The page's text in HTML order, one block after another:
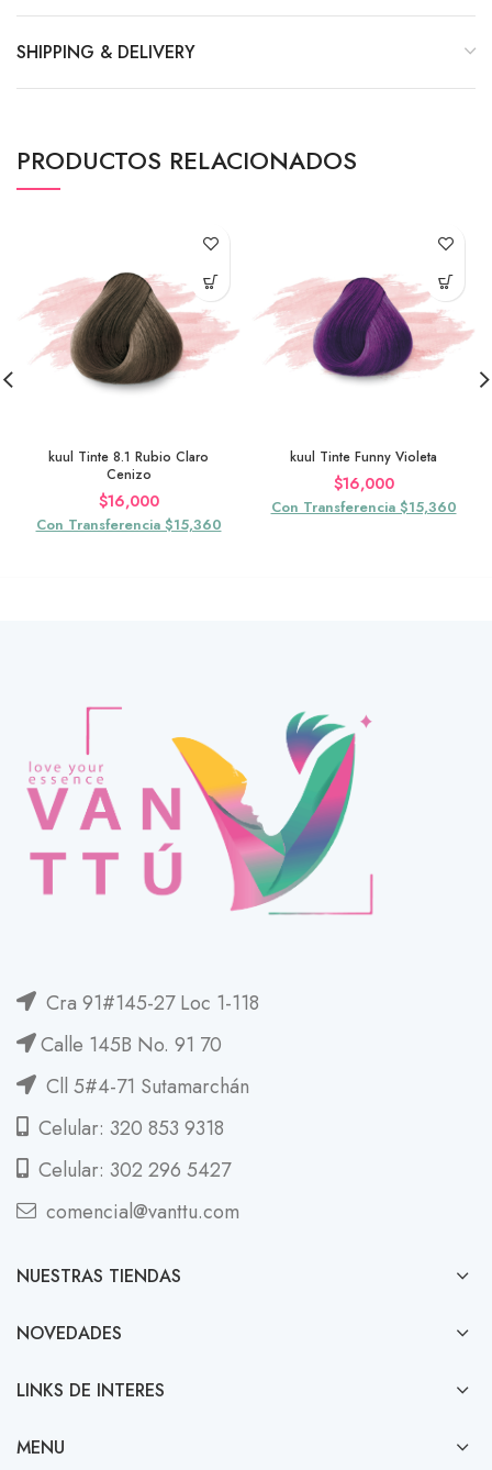
SHIPPING & DELIVERY
PRODUCTOS RELACIONADOS
kuul Tinte 8.1 Rubio Claro
Cenizo
$16,000
Con Transferencia $15,360
kuul Tinte Funny Violeta
$16,000
Con Transferencia $15,360
Cra 91#145-27 Loc 1-118
Calle 145B No. 91 70
Cll 5#4-71 Sutamarchán
Celular: 320 853 9318
Celular: 302 296 5427
comencial@vanttu.com
NUESTRAS TIENDAS
NOVEDADES
LINKS DE INTERES
MENU